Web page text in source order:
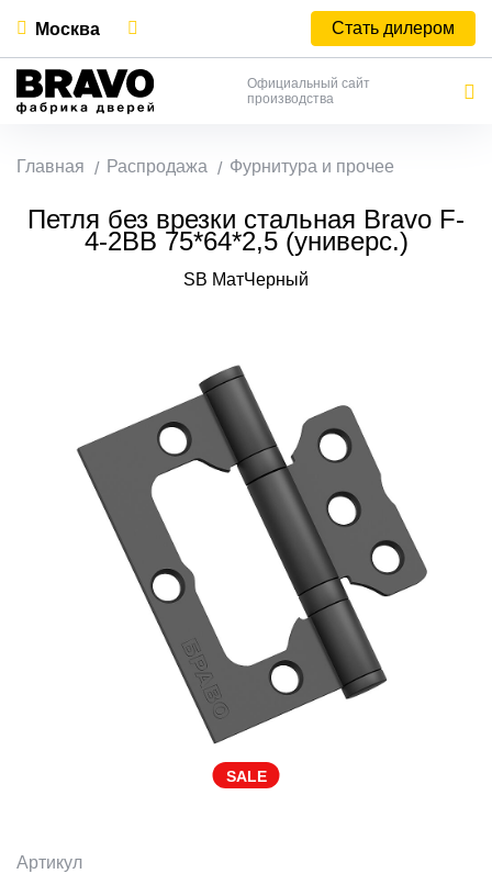
Москва Стать дилером
Официальный сайт
производства
Главная Распродажа Фурнитура и прочее
Петля без врезки стальная Bravo F-
4-2BB 75*64*2,5 (универс.)
SB МатЧерный
SALE
Артикул